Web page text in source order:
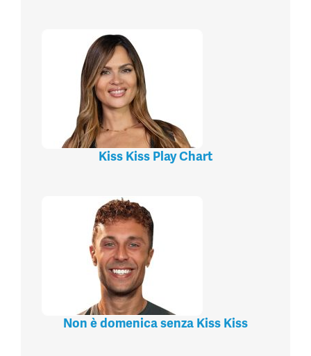
Kiss Kiss Play Chart
Non è domenica senza Kiss Kiss